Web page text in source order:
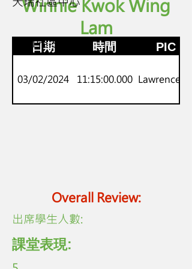
Winnie Kwok Wing
Lam
日期 時間 PIC
03/02/2024 11:15:00.000 Lawrence Lo
Overall Review:
劍橋Pre-Starters
​出席學生人數:
課堂表現: